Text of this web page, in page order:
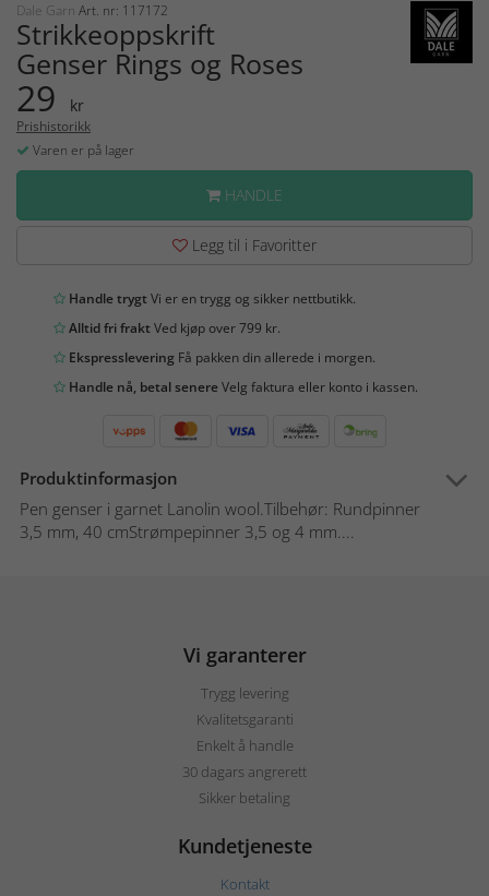
Dale Garn Art. nr: 117172
Strikkeoppskrift
Genser Rings og Roses
29 kr
Prishistorikk
Varen er på lager
HANDLE
Legg til i Favoritter
Handle trygtVi er en trygg og sikker nettbutikk.
Alltid fri fraktVed kjøp over 799 kr.
Ekspresslevering Få pakken din allerede i morgen.
Handle nå, betal senereVelg faktura eller konto i kassen.
Produktinformasjon
Pen genser i garnet Lanolin wool.Tilbehør: Rundpinner
3,5 mm, 40 cmStrømpepinner 3,5 og 4 mm....
Vi garanterer
Trygg levering
Kvalitetsgaranti
Enkelt å handle
30 dagars angrerett
Sikker betaling
Kundetjeneste
Kontakt